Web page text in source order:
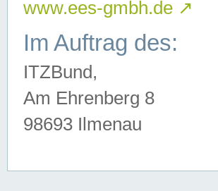
www.ees-gmbh.de ↗
Im Auftrag des:
ITZBund,
Am Ehrenberg 8
98693 Ilmenau